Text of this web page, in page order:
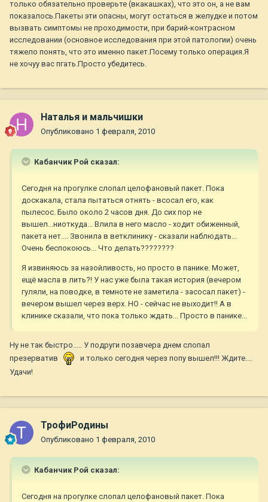
только обязательно проверьте (вкакашках), что это он, а не вам
показалось.Пакеты эти опасны, могут остаться в желудке и потом
вызвать симптомы не проходимости, при барий-контрасном
исследовании (основное исследования при этой патологии) очень
тяжело понять, что это именно пакет.Посему только операция.Я
не хочуу вас пгать.Просто убедитесь.
Наталья и мальчишки
Опубликовано 1 февраля, 2010
Кабанчик Рой сказал:
Сегодня на прогулке слопал целофановый пакет. Пока
доскакала, стала пытаться отнять - всосал его, как
пылесос. Было около 2 часов дня. До сих пор не
вышел...ниоткуда... Влила в него масло - ходит обиженный,
пакета нет.... Звонила в ветклинику - сказали наблюдать...
Очень беспокоюсь... Что делать????????
Я извиняюсь за назойливость, но просто в панике. Может,
ещё масла в лить?! У нас уже была такая история (вечером
гуляли, на поводке, в темноте не заметила - засосал пакет) -
вечером вышел через верх. НО - сейчас не выходит!! А в
клинике сказали, что пока только ждать... Просто в панике...
Ну не так быстро..... У подруги позавчера днем слопал
презерватив
и только сегодня через попу вышел!!! Ждите....
Удачи!
ТрофиРодины
Опубликовано 1 февраля, 2010
Кабанчик Рой сказал:
Сегодня на прогулке слопал целофановый пакет. Пока